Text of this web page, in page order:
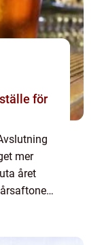
mer
året